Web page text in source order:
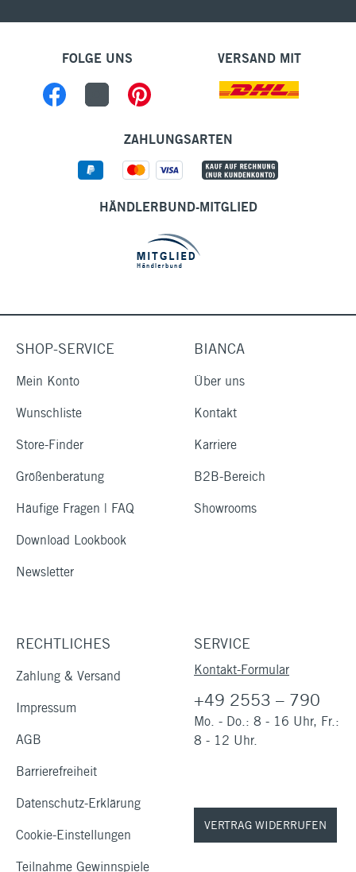
FOLGE UNS
ZAHLUNGSARTEN
VERSAND MIT
HÄNDLERBUND-MITGLIED
SHOP-SERVICE
Mein Konto
Wunschliste
Store-Finder
Größenberatung
Häufige Fragen | FAQ
Download Lookbook
Newsletter
BIANCA
Über uns
Kontakt
Karriere
B2B-Bereich
Showrooms
RECHTLICHES
Zahlung & Versand
Impressum
AGB
Barrierefreiheit
Datenschutz-Erklärung
Cookie-Einstellungen
Teilnahme Gewinnspiele
SERVICE
Kontakt-Formular
+49 2553 – 790
Mo. - Do.: 8 - 16 Uhr, Fr.:
8 - 12 Uhr.
VERTRAG WIDERRUFEN